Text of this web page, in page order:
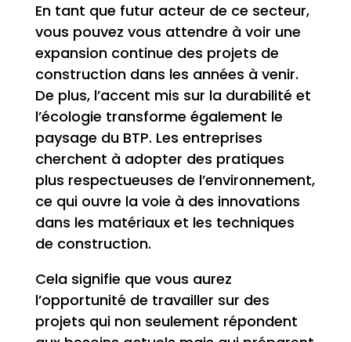
En tant que futur acteur de ce secteur,
vous pouvez vous attendre à voir une
expansion continue des projets de
construction dans les années à venir.
De plus, l’accent mis sur la durabilité et
l’écologie transforme également le
paysage du BTP. Les entreprises
cherchent à adopter des pratiques
plus respectueuses de l’environnement,
ce qui ouvre la voie à des innovations
dans les matériaux et les techniques
de construction.
Cela signifie que vous aurez
l’opportunité de travailler sur des
projets qui non seulement répondent